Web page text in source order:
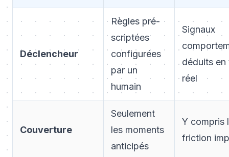
Déclencheur
Règles pré-
scriptées
configurées
par un
humain
Signaux
déduits en
réel
Couverture
Seulement
les moments
anticipés
Y compris
friction